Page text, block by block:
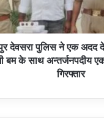
देवसरा पुलिस ने एक अदद
बम के साथ अन्तर्जनपदीय
गिरफ्तार